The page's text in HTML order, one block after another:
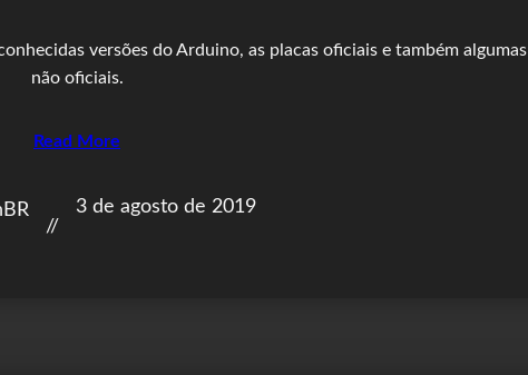
versões do Arduino, as placas oficiais e também algumas
não oficiais.
Read More
//
3 de agosto de 2019